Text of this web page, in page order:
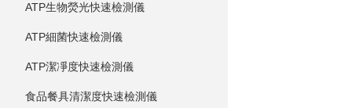
ATP生物熒光快速檢測儀
ATP細菌快速檢測儀
ATP潔凈度快速檢測儀
食品餐具清潔度快速檢測儀